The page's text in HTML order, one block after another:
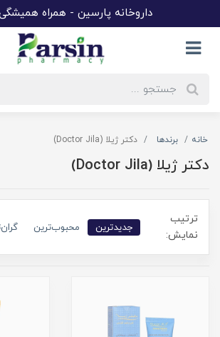
داروخانه پارسین - همراه
خانه برندها دکتر ژیلا (Doctor Jila)
دکتر ژیلا (Doctor Jila)
ترتیب
نمایش:
جدیدترین محبوب‌ترین